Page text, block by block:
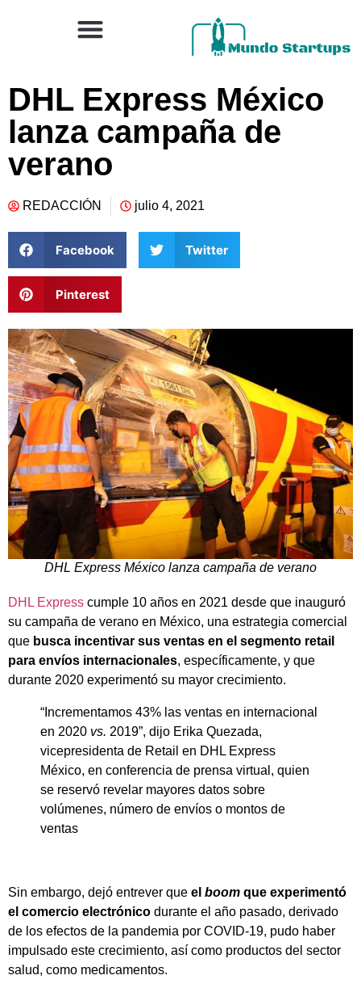
DHL Express México
lanza campaña de
verano
REDACCIÓN julio 4, 2021
Facebook Twitter
Pinterest
DHL Express México lanza campaña de verano
DHL Express cumple 10 años en 2021 desde que inauguró
su campaña de verano en México, una estrategia comercial
que busca incentivar sus ventas en el segmento retail
para envíos internacionales, específicamente, y que
durante 2020 experimentó su mayor crecimiento.
“Incrementamos 43% las ventas en internacional
en 2020 vs. 2019”, dijo Erika Quezada,
vicepresidenta de Retail en DHL Express
México, en conferencia de prensa virtual, quien
se reservó revelar mayores datos sobre
volúmenes, número de envíos o montos de
ventas
Sin embargo, dejó entrever que el boom que experimentó
el comercio electrónico durante el año pasado, derivado
de los efectos de la pandemia por COVID-19, pudo haber
impulsado este crecimiento, así como productos del sector
salud, como medicamentos.